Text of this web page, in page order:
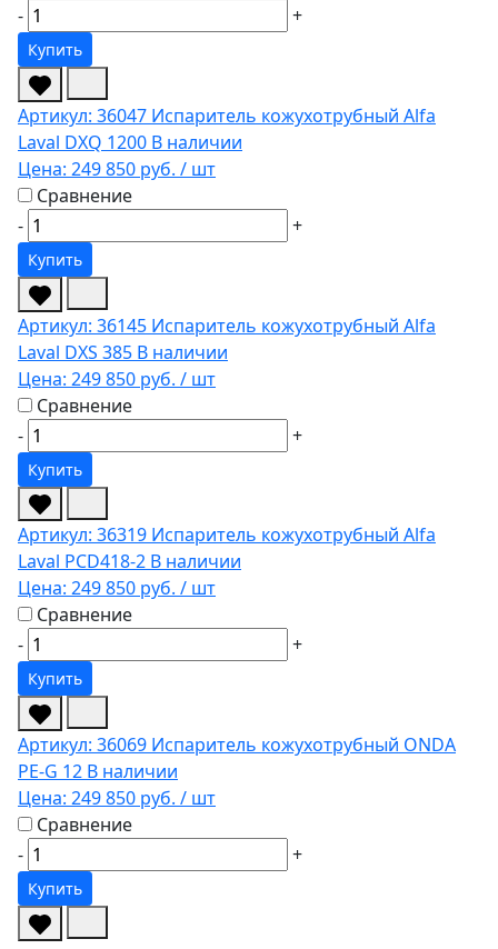
-
+
Купить
Артикул: 36047 Испаритель кожухотрубный Alfa
Laval DXQ 1200 В наличии
Цена: 249 850 руб. / шт
Сравнение
-
+
Купить
Артикул: 36145 Испаритель кожухотрубный Alfa
Laval DXS 385 В наличии
Цена: 249 850 руб. / шт
Сравнение
-
+
Купить
Артикул: 36319 Испаритель кожухотрубный Alfa
Laval PCD418-2 В наличии
Цена: 249 850 руб. / шт
Сравнение
-
+
Купить
Артикул: 36069 Испаритель кожухотрубный ONDA
PE-G 12 В наличии
Цена: 249 850 руб. / шт
Сравнение
-
+
Купить